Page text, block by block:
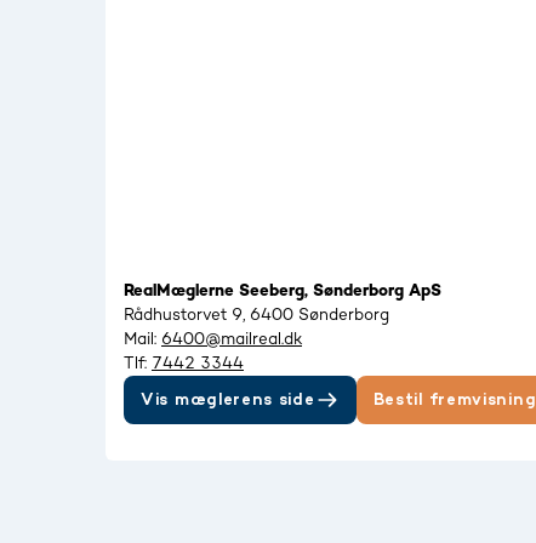
RealMæglerne Seeberg, Sønderborg ApS
Rådhustorvet 9, 6400 Sønderborg
Mail: 6400@mailreal.dk
Tlf: 7442 3344
Vis mæglerens side Bestil fremvisning